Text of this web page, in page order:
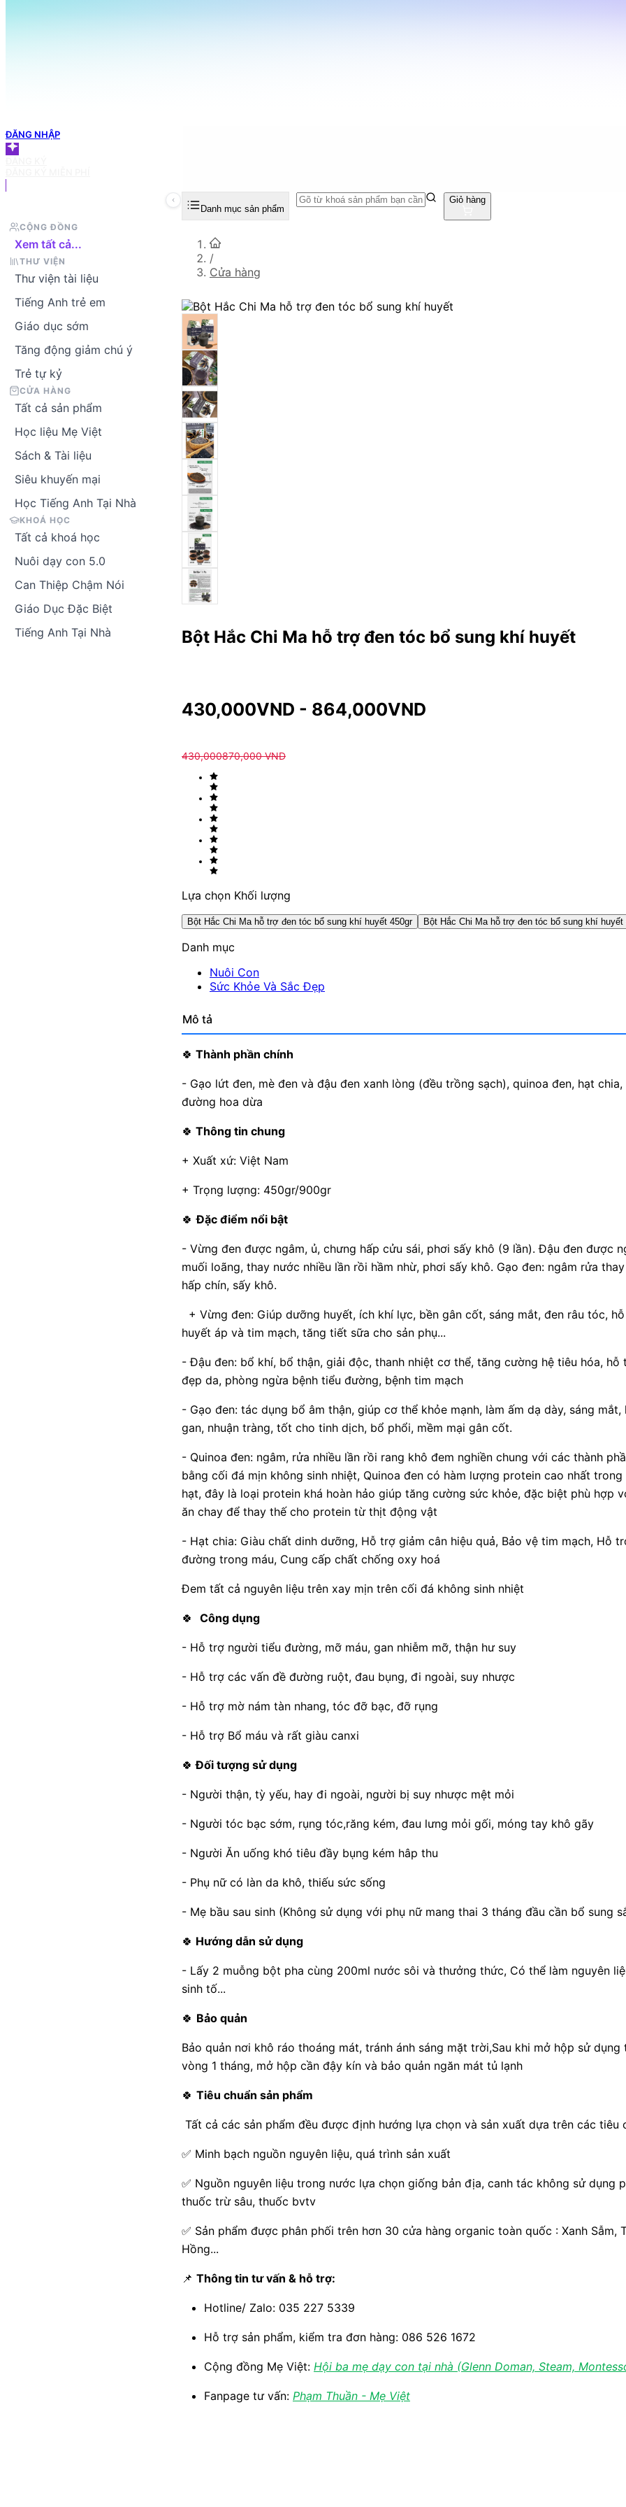
ĐĂNG NHẬP
CỘNG ĐỒNG
Xem tất cả...
THƯ VIỆN
Thư viện tài liệu
Tiếng Anh trẻ em
Giáo dục sớm
Tăng động giảm chú ý
Trẻ tự kỷ
CỬA HÀNG
Tất cả sản phẩm
Học liệu Mẹ Việt
Sách & Tài liệu
Siêu khuyến mại
Học Tiếng Anh Tại Nhà
KHOÁ HỌC
Tất cả khoá học
Nuôi dạy con 5.0
Can Thiệp Chậm Nói
Giáo Dục Đặc Biệt
Tiếng Anh Tại Nhà
Danh mục sản phẩm
Giỏ hàng
/
Cửa hàng
Bột Hắc Chi Ma hỗ trợ đen tóc bổ sung khí huyết
430,000VND - 864,000VND
430,000870,000 VND
Lựa chọn Khối lượng
Bột Hắc Chi Ma hỗ trợ đen tóc bổ sung khí huyết 450gr Bột Hắc Chi Ma hỗ trợ đen tóc bổ sung khí huyết
Danh mục
Nuôi Con
Sức Khỏe Và Sắc Đẹp
Mô tả
🍀 Thành phần chính
- Gạo lứt đen, mè đen và đậu đen xanh lòng (đều trồng sạch), quinoa đen, hạt
đường hoa dừa
🍀 Thông tin chung
+ Xuất xứ: Việt Nam
+ Trọng lượng: 450gr/900gr
🍀 Đặc điểm nổi bật
- Vừng đen được ngâm, ủ, chưng hấp cửu sái, phơi sấy khô (9 lần). Đậu đen được
muối loãng, thay nước nhiều lần rồi hầm nhừ, phơi sấy khô. Gạo đen: ngâm rửa
hấp chín, sấy khô.
+ Vừng đen: Giúp dưỡng huyết, ích khí lực, bền gân cốt, sáng mắt, đen râu tóc,
huyết áp và tim mạch, tăng tiết sữa cho sản phụ...
- Đậu đen: bổ khí, bổ thận, giải độc, thanh nhiệt cơ thể, tăng cường hệ tiêu hóa, hỗ
đẹp da, phòng ngừa bệnh tiểu đường, bệnh tim mạch
- Gạo đen: tác dụng bổ âm thận, giúp cơ thể khỏe mạnh, làm ấm dạ dày, sáng mắt,
gan, nhuận tràng, tốt cho tinh dịch, bổ phổi, mềm mại gân cốt.
- Quinoa đen: ngâm, rửa nhiều lần rồi rang khô đem nghiền chung với các thành
bằng cối đá mịn không sinh nhiệt, Quinoa đen có hàm lượng protein cao nhất
hạt, đây là loại protein khá hoàn hảo giúp tăng cường sức khỏe, đặc biệt phù hợp
ăn chay để thay thế cho protein từ thịt động vật
- Hạt chia: Giàu chất dinh dưỡng, Hỗ trợ giảm cân hiệu quả, Bảo vệ tim mạch, Hỗ
đường trong máu, Cung cấp chất chống oxy hoá
Đem tất cả nguyên liệu trên xay mịn trên cối đá không sinh nhiệt
🍀 Công dụng
- Hỗ trợ người tiểu đường, mỡ máu, gan nhiễm mỡ, thận hư suy
- Hỗ trợ các vấn đề đường ruột, đau bụng, đi ngoài, suy nhược
- Hỗ trợ mờ nám tàn nhang, tóc đỡ bạc, đỡ rụng
- Hỗ trợ Bổ máu và rất giàu canxi
🍀 Đối tượng sử dụng
- Người thận, tỳ yếu, hay đi ngoài, người bị suy nhược mệt mỏi
- Người tóc bạc sớm, rụng tóc,răng kém, đau lưng mỏi gối, móng tay khô gãy
- Người Ăn uống khó tiêu đầy bụng kém hâp thu
- Phụ nữ có làn da khô, thiếu sức sống
- Mẹ bầu sau sinh (Không sử dụng với phụ nữ mang thai 3 tháng đầu cần bổ sung
🍀 Hướng dẫn sử dụng
- Lấy 2 muỗng bột pha cùng 200ml nước sôi và thưởng thức, Có thể làm nguyên
sinh tố...
🍀 Bảo quản
Bảo quản nơi khô ráo thoáng mát, tránh ánh sáng mặt trời,Sau khi mở hộp sử
vòng 1 tháng, mở hộp cần đậy kín và bảo quản ngăn mát tủ lạnh
🍀 Tiêu chuẩn sản phẩm
Tất cả các sản phẩm đều được định hướng lựa chọn và sản xuất dựa trên các tiêu
✅ Minh bạch nguồn nguyên liệu, quá trình sản xuất
✅ Nguồn nguyên liệu trong nước lựa chọn giống bản địa, canh tác không sử dụng
thuốc trừ sâu, thuốc bvtv
✅ Sản phẩm được phân phối trên hơn 30 cửa hàng organic toàn quốc : Xanh Sẫm,
Hồng...
📌 Thông tin tư vấn & hỗ trợ:
Hotline/ Zalo: 035 227 5339
Hỗ trợ sản phẩm, kiểm tra đơn hàng: 086 526 1672
Cộng đồng Mẹ Việt: Hội ba mẹ dạy con tại nhà (Glenn Doman, Steam,
Fanpage tư vấn: Phạm Thuần - Mẹ Việt